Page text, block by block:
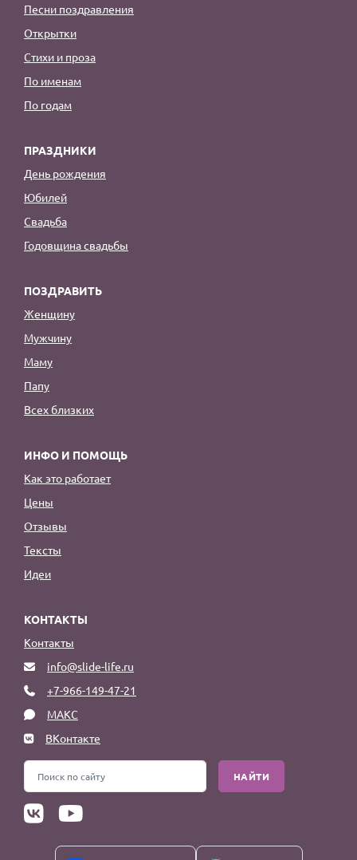
Песни поздравления
Открытки
Стихи и проза
По именам
По годам
ПРАЗДНИКИ
День рождения
Юбилей
Свадьба
Годовщина свадьбы
ПОЗДРАВИТЬ
Женщину
Мужчину
Маму
Папу
Всех близких
ИНФО И ПОМОЩЬ
Как это работает
Цены
Отзывы
Тексты
Идеи
КОНТАКТЫ
Контакты
info@slide-life.ru
+7-966-149-47-21
МАКС
ВКонтакте
НАЙТИ